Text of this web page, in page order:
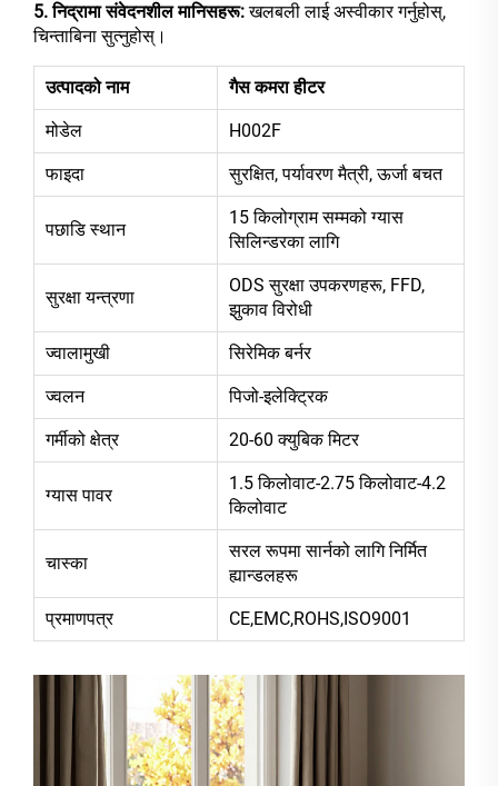
5. निद्रामा संवेदनशील मानिसहरू:खलबली लाई अस्वीकार गर्नुहोस्,
चिन्ताबिना सुत्नुहोस्।
उत्पादको नाम गैस कमरा हीटर
मोडेल H002F
फाइदा सुरक्षित, पर्यावरण मैत्री, ऊर्जा बचत
पछाडि स्थान
15 किलोग्राम सम्मको ग्यास
सिलिन्डरका लागि
सुरक्षा यन्त्रणा
ODS सुरक्षा उपकरणहरू, FFD,
झुकाव विरोधी
ज्वालामुखी सिरेमिक बर्नर
ज्वलन पिजो-इलेक्ट्रिक
गर्मीको क्षेत्र 20-60 क्युबिक मिटर
ग्यास पावर
1.5 किलोवाट-2.75 किलोवाट-4.2
किलोवाट
चास्का
सरल रूपमा सार्नको लागि निर्मित
ह्यान्डलहरू
प्रमाणपत्र CE,EMC,ROHS,ISO9001